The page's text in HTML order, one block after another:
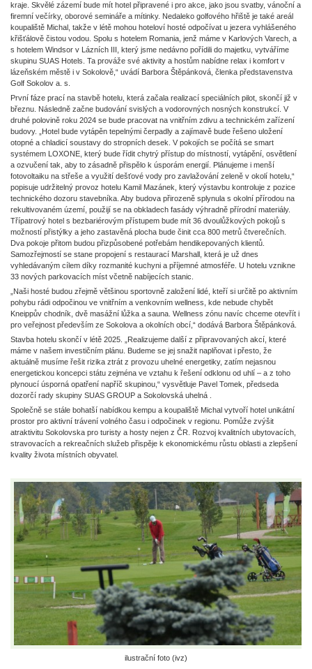
kraje. Skvělé zázemí bude mít hotel připravené i pro akce, jako jsou svatby, vánoční a
firemní večírky, oborové semináře a mítinky. Nedaleko golfového hřiště je také areál
koupaliště Michal, takže v létě mohou hoteloví hosté odpočívat u jezera vyhlášeného
křišťálově čistou vodou. Spolu s hotelem Romania, jenž máme v Karlových Varech, a
s hotelem Windsor v Lázních III, který jsme nedávno pořídili do majetku, vytváříme
skupinu SUAS Hotels. Ta prováže své aktivity a hostům nabídne relax i komfort v
lázeňském městě i v Sokolově,“ uvádí Barbora Štěpánková, členka představenstva
Golf Sokolov a. s.
První fáze prací na stavbě hotelu, která začala realizací speciálních pilot, skončí již v
březnu. Následně začne budování svislých a vodorovných nosných konstrukcí. V
druhé polovině roku 2024 se bude pracovat na vnitřním zdivu a technickém zařízení
budovy. „Hotel bude vytápěn tepelnými čerpadly a zajímavě bude řešeno uložení
otopné a chladicí soustavy do stropních desek. V pokojích se počítá se smart
systémem LOXONE, který bude řídit chytrý přístup do místností, vytápění, osvětlení
a ozvučení tak, aby to zásadně přispělo k úsporám energií. Plánujeme i menší
fotovoltaiku na střeše a využití dešťové vody pro zavlažování zeleně v okolí hotelu,“
popisuje udržitelný provoz hotelu Kamil Mazánek, který výstavbu kontroluje z pozice
technického dozoru stavebníka. Aby budova přirozeně splynula s okolní přírodou na
rekultivovaném území, použijí se na obkladech fasády výhradně přírodní materiály.
Třípatrový hotel s bezbariérovým přístupem bude mít 36 dvoulůžkových pokojů s
možností přistýlky a jeho zastavěná plocha bude činit cca 800 metrů čtverečních.
Dva pokoje přitom budou přizpůsobené potřebám hendikepovaných klientů.
Samozřejmostí se stane propojení s restaurací Marshall, která je už dnes
vyhledávaným cílem díky rozmanité kuchyni a příjemné atmosféře. U hotelu vznikne
33 nových parkovacích míst včetně nabíjecích stanic.
„Naši hosté budou zřejmě většinou sportovně založení lidé, kteří si určitě po aktivním
pohybu rádi odpočinou ve vnitřním a venkovním wellness, kde nebude chybět
Kneippův chodník, dvě masážní lůžka a sauna. Wellness zónu navíc chceme otevřít i
pro veřejnost především ze Sokolova a okolních obcí,“ dodává Barbora Štěpánková.
Stavba hotelu skončí v létě 2025. „Realizujeme další z připravovaných akcí, které
máme v našem investičním plánu. Budeme se jej snažit naplňovat i přesto, že
aktuálně musíme řešit rizika ztrát z provozu uhelné energetiky, zatím nejasnou
energetickou koncepci státu zejména ve vztahu k řešení odklonu od uhlí – a z toho
plynoucí úsporná opatření napříč skupinou,“ vysvětluje Pavel Tomek, předseda
dozorčí rady skupiny SUAS GROUP a Sokolovská uhelná .
Společně se stále bohatší nabídkou kempu a koupaliště Michal vytvoří hotel unikátní
prostor pro aktivní trávení volného času i odpočinek v regionu. Pomůže zvýšit
atraktivitu Sokolovska pro turisty a hosty nejen z ČR. Rozvoj kvalitních ubytovacích,
stravovacích a rekreačních služeb přispěje k ekonomickému růstu oblasti a zlepšení
kvality života místních obyvatel.
ilustrační foto (ivz)